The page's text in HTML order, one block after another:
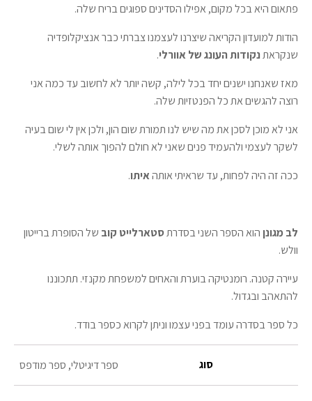
פתאום היא בכל מקום, אפילו הסדינים ספוגים בריח שלה.
הודות למועדון הקריאה שיצרנו לעצמנו צברתי כבר אנציקלופדיה
שנקראתנקודות העונג של אוורלי.
מאז שאנחנו ישנים יחד בכל לילה, קשה יותר לא לחשוב עד כמה אני
רוצה להגשים את כל הפנטזיות שלה.
אני לא מוכן לסכן את מה שיש לנו תמורת שום הון, ולכן אין לי שום בעיה
לשקר לעצמי ולהעמיד פנים שאני לא חולם להפוך אותה לשלי.
ככה זה היה לפחות, עד שראיתי אותהאיתו.
לב מגונן הוא הספר השני בסדרתסטארלייט קוב של הסופרת ברייטון
וולש.
עיירה קטנה. רומנטיקה בוערת והאחים למשפחת מקנזי. תתכוננו
להתאהב ובגדול.
כל ספר בסדרה עומד בפני עצמו וניתן לקרוא כספר בודד.
סוג ספר דיגיטלי, ספר מודפס